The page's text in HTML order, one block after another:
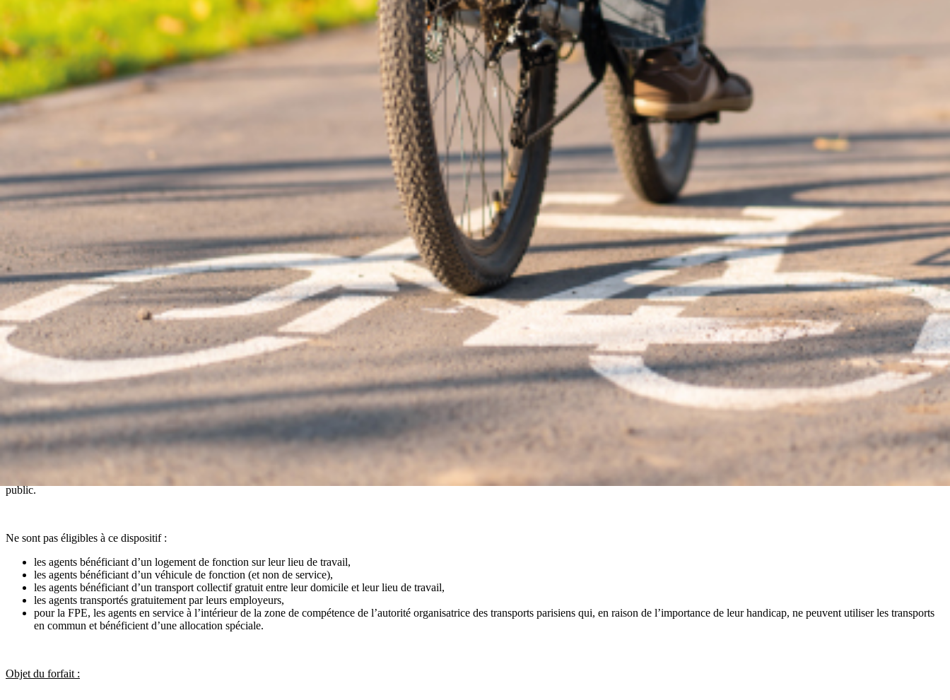
Action sociale
Contractuels
Le dialogue social engagé pour une Intelligence Artificielle au service du public et des agents
S'incrire à la newsletter
Découvrir l'UNSA
Imprimer cet article
Forfait mobilités durables : à demander avant le 31 décembre
Le "forfait mobilités durables" est maintenant accessible dans les trois versants de la Fonction Publique. Les agents éligibles pour
2020 doivent déposer leur demande avant le 31 décembre 2020. L’UNSA Fonction Publique vous détaille les principales
dispositions.
Le décret "for­fait mobi­li­tés dura­bles" pour le ver­sant État de la Fonction Publique est du 9 mai 2020, ceux concer­nant les ver­sants hos­pi­ta­lier et ter­ri­to­riale sont du 9 décem­bre 2020. La date d’appli­ca­tion est
rétroac­tive au 11 mai 2020. L’UNSA Fonction Publique regrette cette paru­tion tar­dive pour les deux der­niers ver­sants. Peu de temps est laissé aux agents concer­nés pour pren­dre connais­sance de ce dis­po­si­tif.
Agents concernés :
Les agents fonc­tion­nai­res (titu­lai­res ou sta­giai­res, civils et mili­tai­res) et contrac­tuels des trois ver­sants peu­vent per­ce­voir ce for­fait mobi­li­tés dura­bles. Il s’agit d’un dis­po­si­tif obli­ga­toire pour les employeurs de la
FPE et de la FPH. Il est faculta­tif pour les employeurs de la FPT. Dans ce cas, les moda­li­tés d’octroi sont défi­nies par l’organe déli­bé­rant de la col­lec­ti­vité ter­ri­to­riale, de son grou­pe­ment ou de son établissement
public.
Ne sont pas éligibles à ce dis­po­si­tif :
les agents bénéficiant d’un logement de fonction sur leur lieu de travail,
les agents bénéficiant d’un véhicule de fonction (et non de service),
les agents bénéficiant d’un transport collectif gratuit entre leur domicile et leur lieu de travail,
les agents transportés gratuitement par leurs employeurs,
pour la FPE, les agents en service à l’intérieur de la zone de compétence de l’autorité organisatrice des transports parisiens qui, en raison de l’importance de leur handicap, ne peuvent utiliser les transports
en commun et bénéficient d’une allocation spéciale.
Objet du forfait :